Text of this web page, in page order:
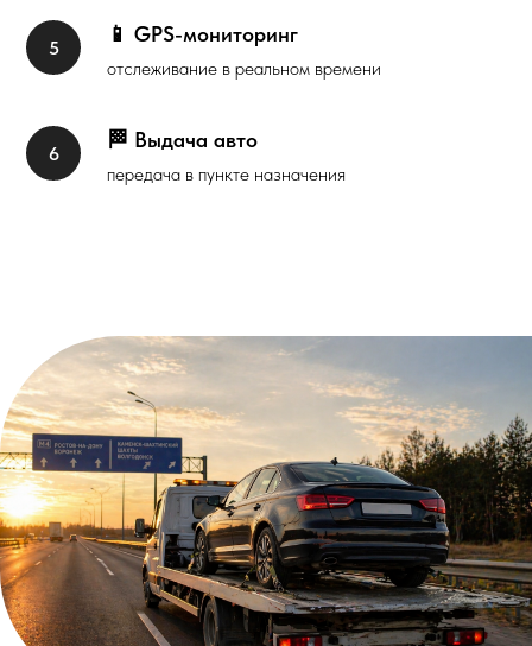
📱 GPS-мониторинг
отслеживание в реальном времени
🏁 Выдача авто
передача в пункте назначения